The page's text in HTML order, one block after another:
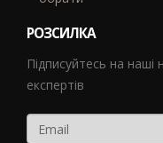
РОЗСИЛКА
Підписуйтесь на наші
експертів